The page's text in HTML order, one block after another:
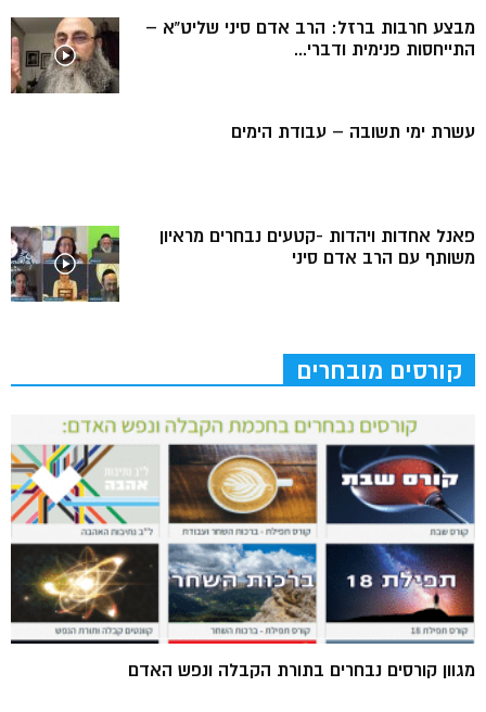
מבצע חרבות ברזל: הרב אדם סיני שליט”א –
התייחסות פנימית ודברי...
עשרת ימי תשובה – עבודת הימים
פאנל אחדות ויהדות -קטעים נבחרים מראיון
משותף עם הרב אדם סיני
קורסים מובחרים
מגוון קורסים נבחרים בתורת הקבלה ונפש האדם